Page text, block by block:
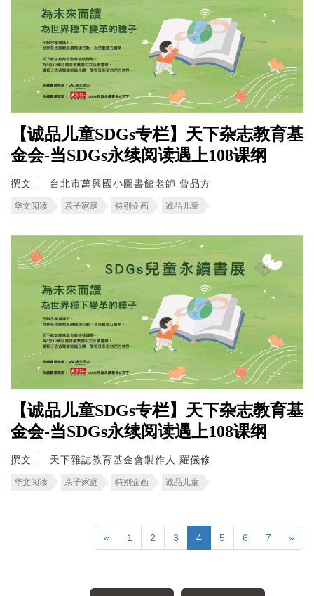
【诚品儿童SDGs专栏】天下杂志教育基
金会-当SDGs永续阅读遇上108课纲
撰文 台北市萬興國小圖書館老師 曾品方
华文阅读 亲子家庭 特别企画 诚品儿童
【诚品儿童SDGs专栏】天下杂志教育基
金会-当SDGs永续阅读遇上108课纲
撰文 天下雜誌教育基金會製作人 羅儀修
华文阅读 亲子家庭 特别企画 诚品儿童
« 1 2 3 4 5 6 7 »